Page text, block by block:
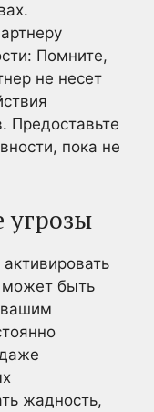
Помните,
не несет
Предоставьте
пока не
угрозы
может быть
вашим
жадность,